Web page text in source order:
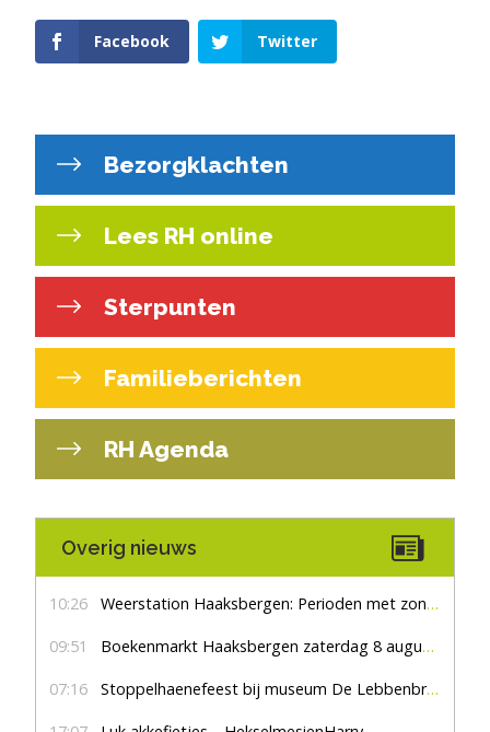
Facebook Twitter
Bezorgklachten
Lees RH online
Sterpunten
Familieberichten
RH Agenda
Overig nieuws
10:26 Weerstation Haaksbergen: Perioden met zon en droog
09:51 Boekenmarkt Haaksbergen zaterdag 8 augustus, marktplein Haaksbergen
07:16 Stoppelhaenefeest bij museum De Lebbenbrugge